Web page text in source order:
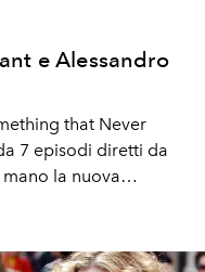
e Alessandro
that Never
7 episodi diretti da
mano la nuova